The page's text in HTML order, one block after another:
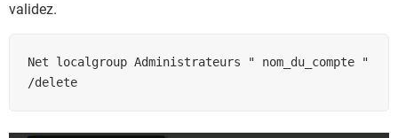
validez.
Net localgroup Administrateurs " nom_du_compte "
/delete